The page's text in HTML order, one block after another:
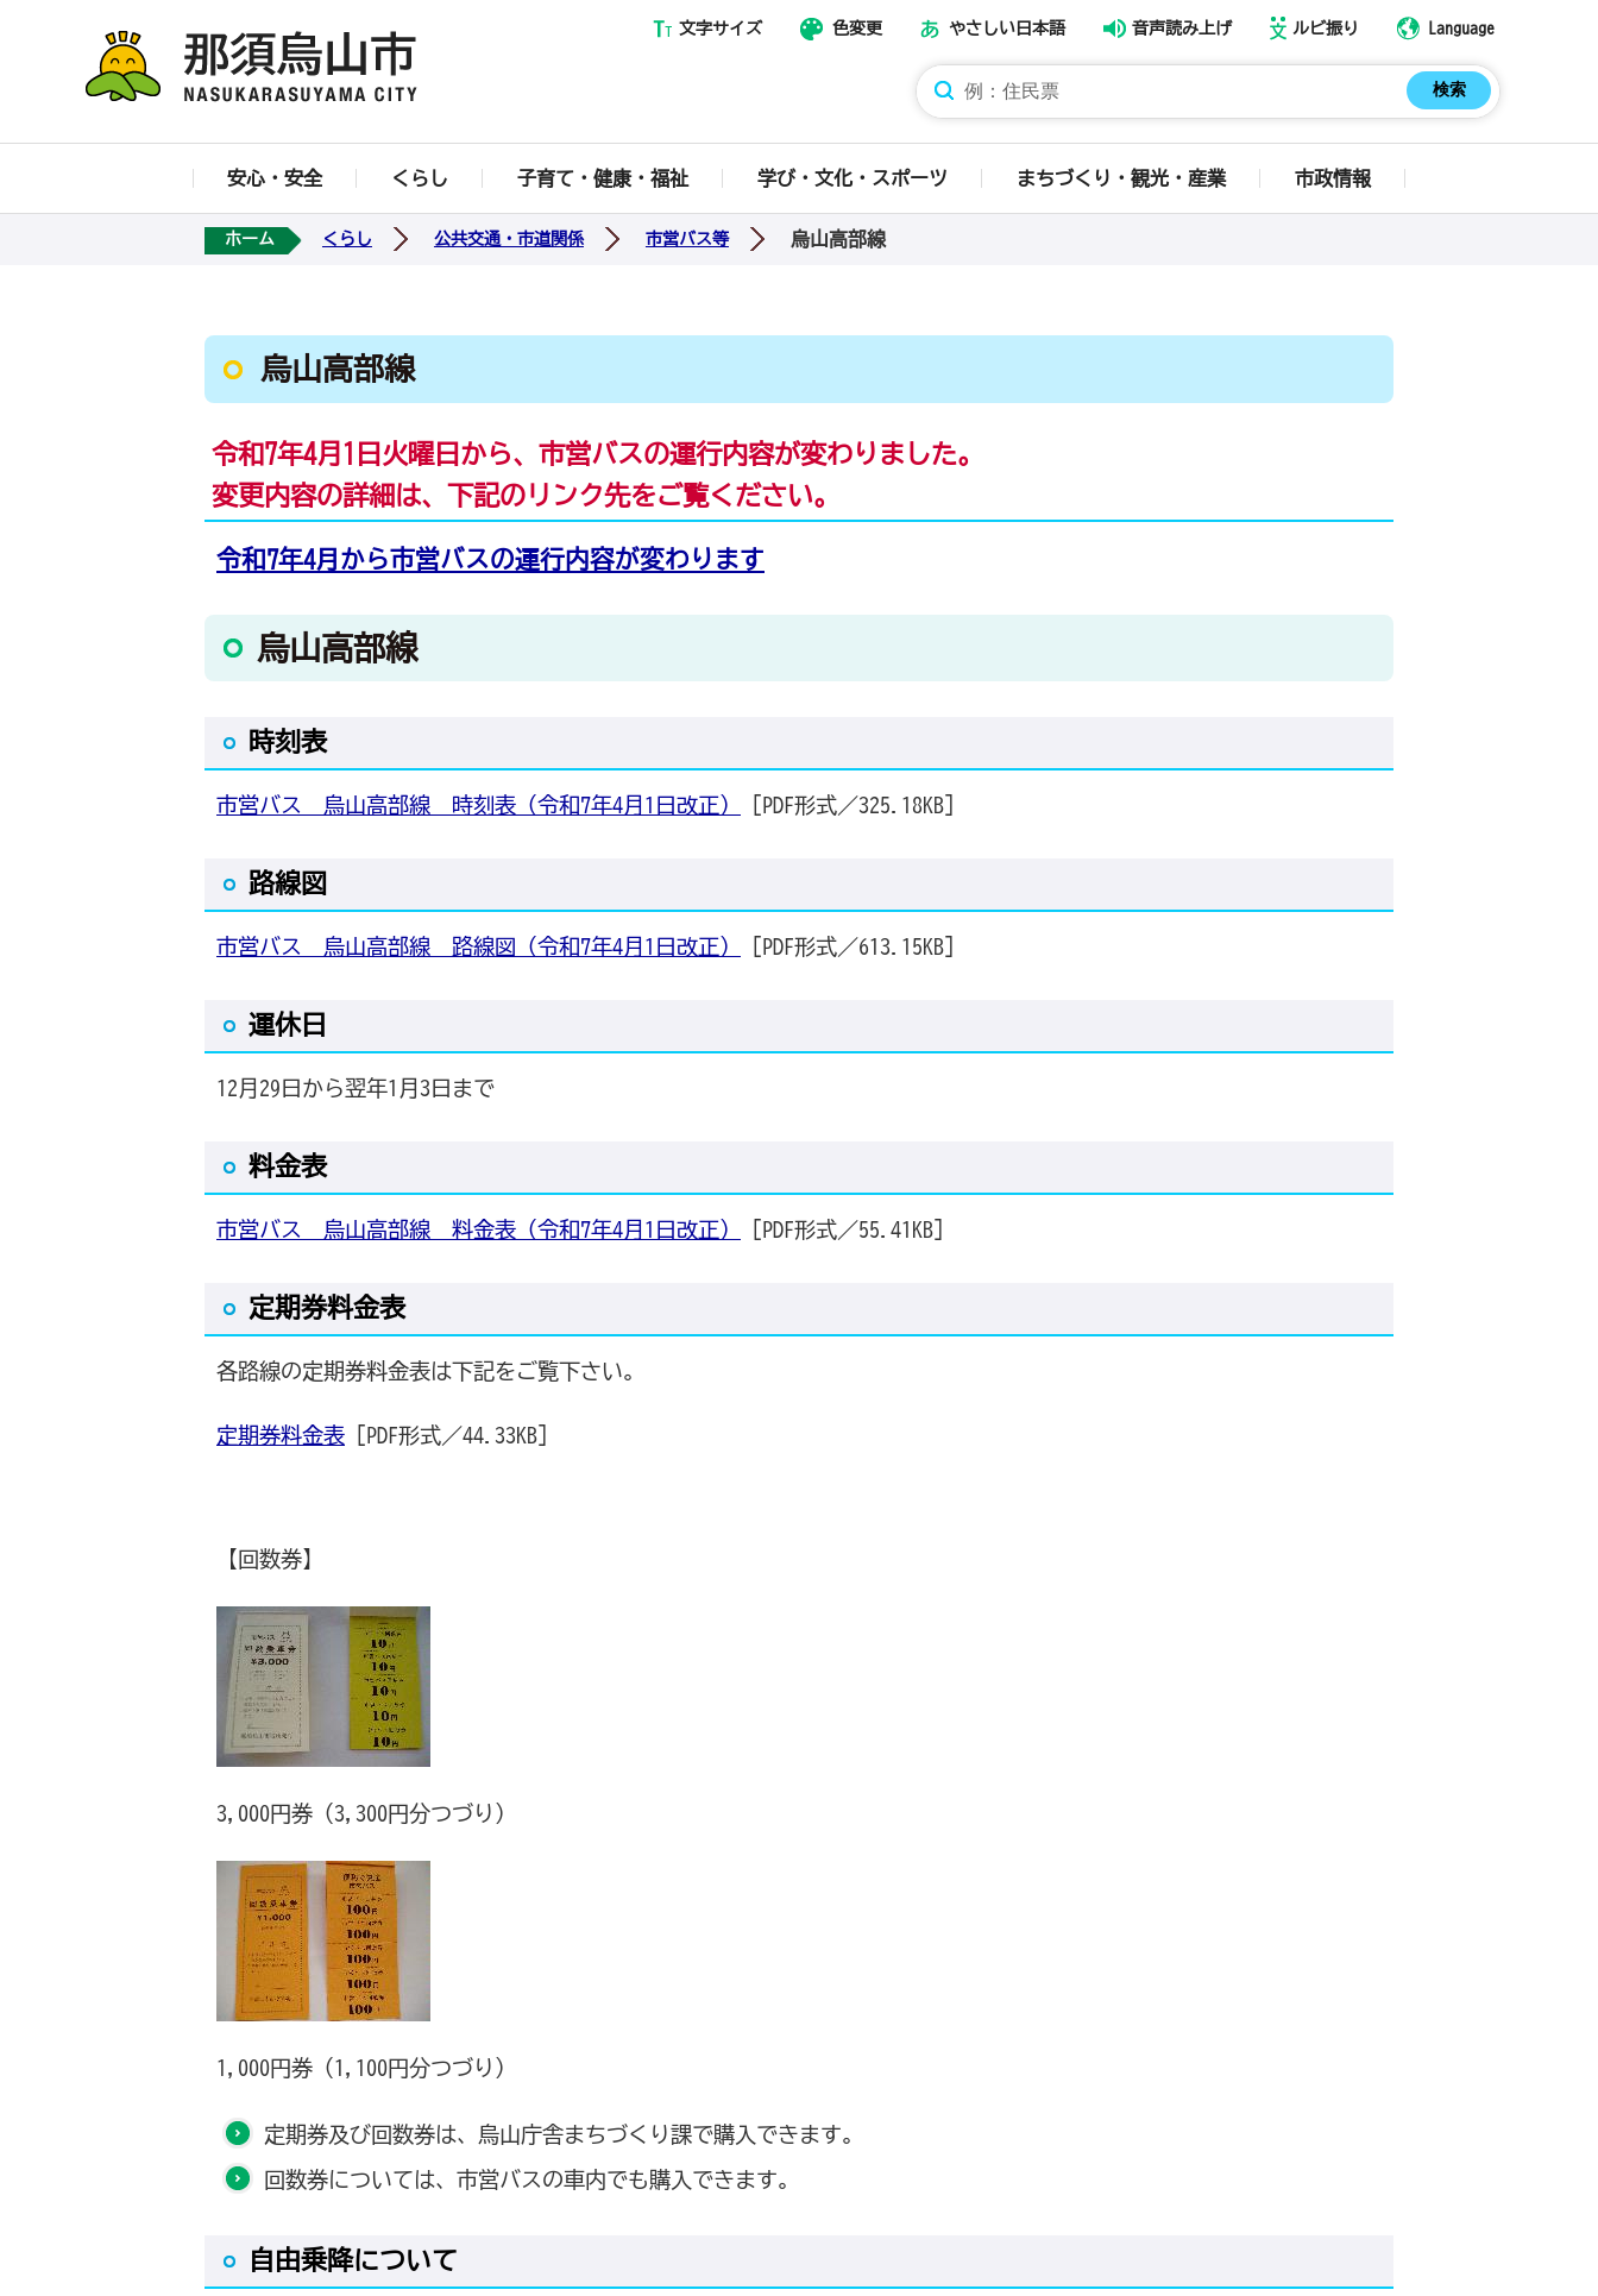
那須烏山市ホームページ
文字サイズ 色変更 やさしい日本語 音声読み上げ ルビ振り Language
安心・安全 くらし 子育て・健康・福祉 学び・文化・スポーツ まちづくり・観光・産業 市政情報
ホーム くらし 公共交通・市道関係 市営バス等 烏山高部線
烏山高部線
令和7年4月1日火曜日 から、市営バスの運行内容が変わりました。
変更内容の詳細は、下記のリンク先をご覧ください。
令和7年4月から市営バスの運行内容が変わります
烏山高部線
時刻表
市営バス 烏山高部線 時刻表（令和7年4月1日改正） [PDF形式／325.18KB]
路線図
市営バス 烏山高部線 路線図（令和7年4月1日改正） [PDF形式／613.15KB]
運休日
12月29日から翌年1月3日まで
料金表
市営バス 烏山高部線 料金表（令和7年4月1日改正） [PDF形式／55.41KB]
定期券料金表
各路線の定期券料金表は下記をご覧下さい。
定期券料金表 [PDF形式／44.33KB]
【回数券】
3,000円券（3,300円分つづり）
1,000円券（1,100円分つづり）
定期券及び回数券は、烏山庁舎まちづくり課で購入できます。
回数券については、市営バスの車内でも購入できます。
自由乗降について